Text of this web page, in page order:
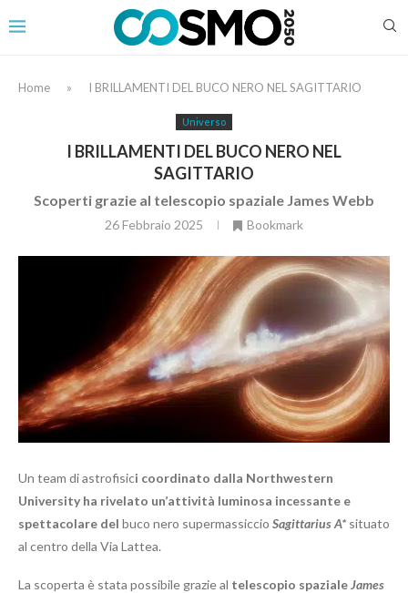
Home » I BRILLAMENTI DEL BUCO NERO NEL SAGITTARIO
Universo
I BRILLAMENTI DEL BUCO NERO NEL
SAGITTARIO
Scoperti grazie al telescopio spaziale James Webb
26 Febbraio 2025 Bookmark
Un team di astrofisici coordinato dalla Northwestern
University ha rivelato un’attività luminosa incessante e
spettacolare del buco nero supermassiccio Sagittarius A* situato
al centro della Via Lattea.
La scoperta è stata possibile grazie al telescopio spazialeJames